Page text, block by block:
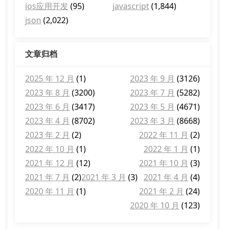
ios应用开发 (95) javascript(1,844)
json (2,022)
文章归档
2025 年 12 月 (1) 2023 年 9 月 (3126)
2023 年 8 月 (3200) 2023 年 7 月 (5282)
2023 年 6 月 (3417) 2023 年 5 月 (4671)
2023 年 4 月 (8702) 2023 年 3 月 (8668)
2023 年 2 月 (2) 2022 年 11 月 (2)
2022 年 10 月 (1) 2022 年 1 月 (1)
2021 年 12 月 (12) 2021 年 10 月 (3)
2021 年 7 月 (2) 2021 年 4 月 (4)
2021 年 3 月 (3)
2021 年 2 月 (24)
2020 年 11 月 (1)
2020 年 10 月 (123)